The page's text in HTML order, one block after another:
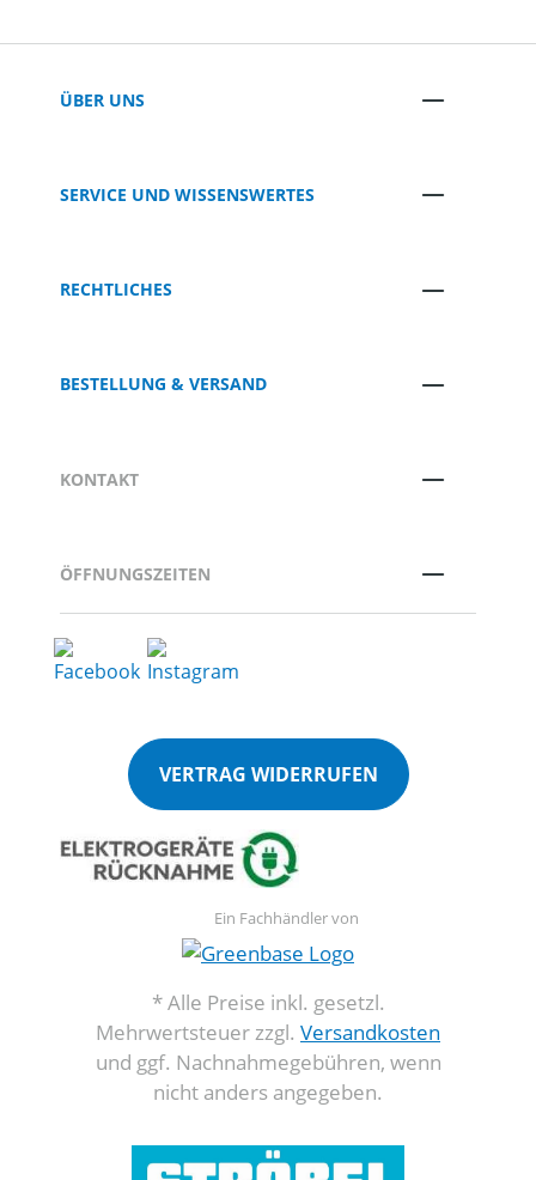
ÜBER UNS
SERVICE UND WISSENSWERTES
RECHTLICHES
BESTELLUNG & VERSAND
KONTAKT
ÖFFNUNGSZEITEN
VERTRAG WIDERRUFEN
Ein Fachhändler von
* Alle Preise inkl. gesetzl.
Mehrwertsteuer zzgl. Versandkosten
und ggf. Nachnahmegebühren, wenn
nicht anders angegeben.